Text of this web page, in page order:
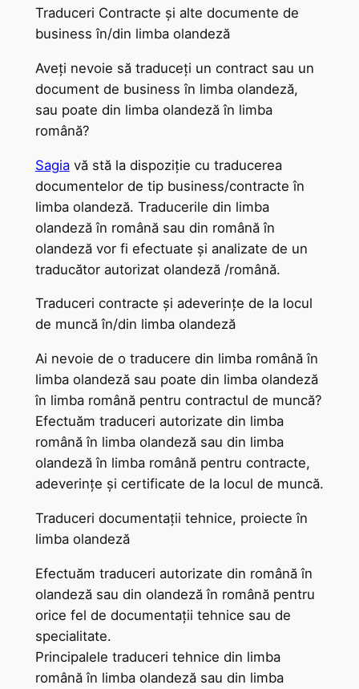
Traduceri Contracte și alte documente de
business în/din limba olandeză
Aveți nevoie să traduceți un contract sau un
document de business în limba olandeză,
sau poate din limba olandeză în limba
română?
Sagiavă stă la dispoziție cu traducerea
documentelor de tip business/contracte în
limba olandeză. Traducerile din limba
olandeză în română sau din română în
olandeză vor fi efectuate și analizate de un
traducător autorizat olandeză /română.
Traduceri contracte și adeverințe de la locul
de muncă în/din limba olandeză
Ai nevoie de o traducere din limba română în
limba olandeză sau poate din limba olandeză
în limba română pentru contractul de muncă?
Efectuăm traduceri autorizate din limba
română în limba olandeză sau din limba
olandeză în limba română pentru contracte,
adeverințe și certificate de la locul de muncă.
Traduceri documentații tehnice, proiecte în
limba olandeză
Efectuăm traduceri autorizate din română în
olandeză sau din olandeză în română pentru
orice fel de documentații tehnice sau de
specialitate.
Principalele traduceri tehnice din limba
română în limba olandeză sau din limba